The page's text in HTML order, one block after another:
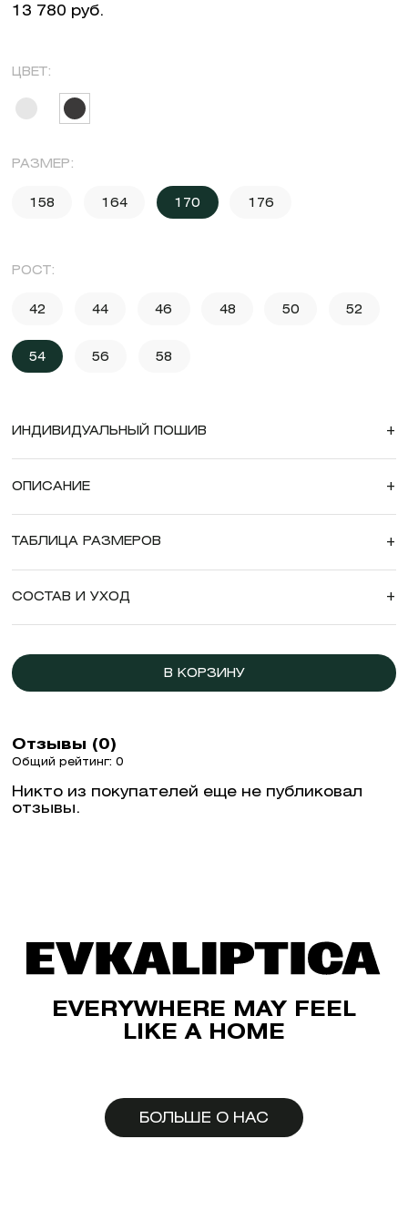
13 780 руб.
ЦВЕТ:
РАЗМЕР:
158 164 170 176
РОСТ:
42 44 46 48 50 52
54 56 58
ИНДИВИДУАЛЬНЫЙ ПОШИВ +
ОПИСАНИЕ +
ТАБЛИЦА РАЗМЕРОВ +
СОСТАВ И УХОД +
В КОРЗИНУ
Отзывы (0)
Общий рейтинг: 0
Никто из покупателей еще не публиковал
отзывы.
EVERYWHERE MAY FEEL
LIKE A HOME
БОЛЬШЕ О НАС